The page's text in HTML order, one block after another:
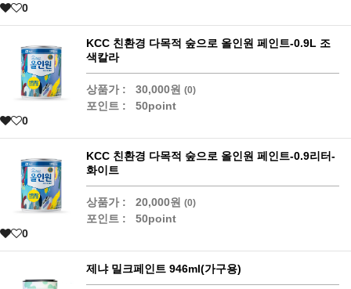
0
KCC 친환경 다목적 숲으로 올인원 페인트-0.9L 조
색칼라
상품가 : 30,000원 (0)
포인트 :
50point
0
KCC 친환경 다목적 숲으로 올인원 페인트-0.9리터-
화이트
상품가 : 20,000원 (0)
포인트 :
50point
0
제냐 밀크페인트 946ml(가구용)